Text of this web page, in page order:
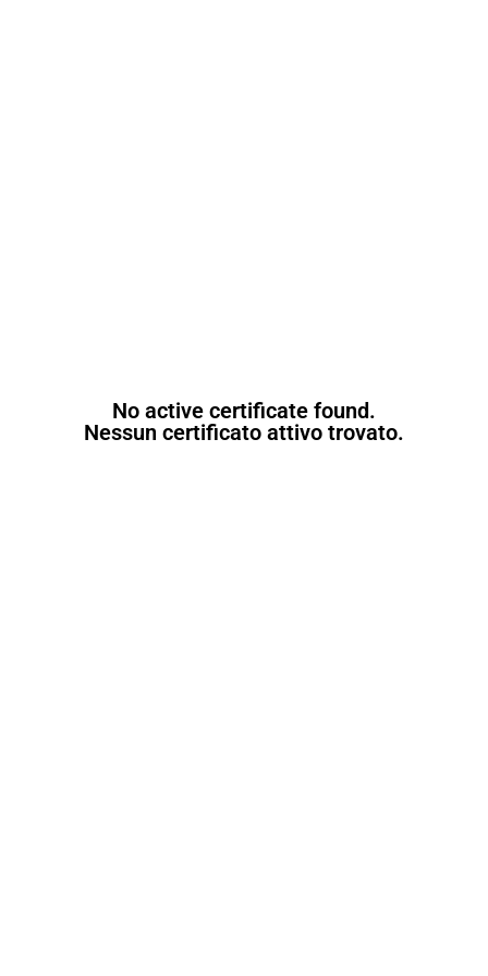
No active certificate found.
Nessun certificato attivo trovato.